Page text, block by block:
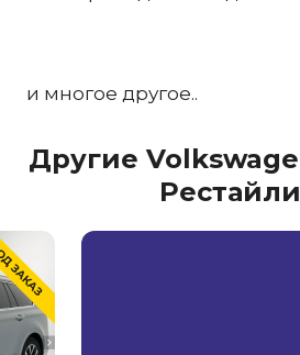
и многое другое..
Другие